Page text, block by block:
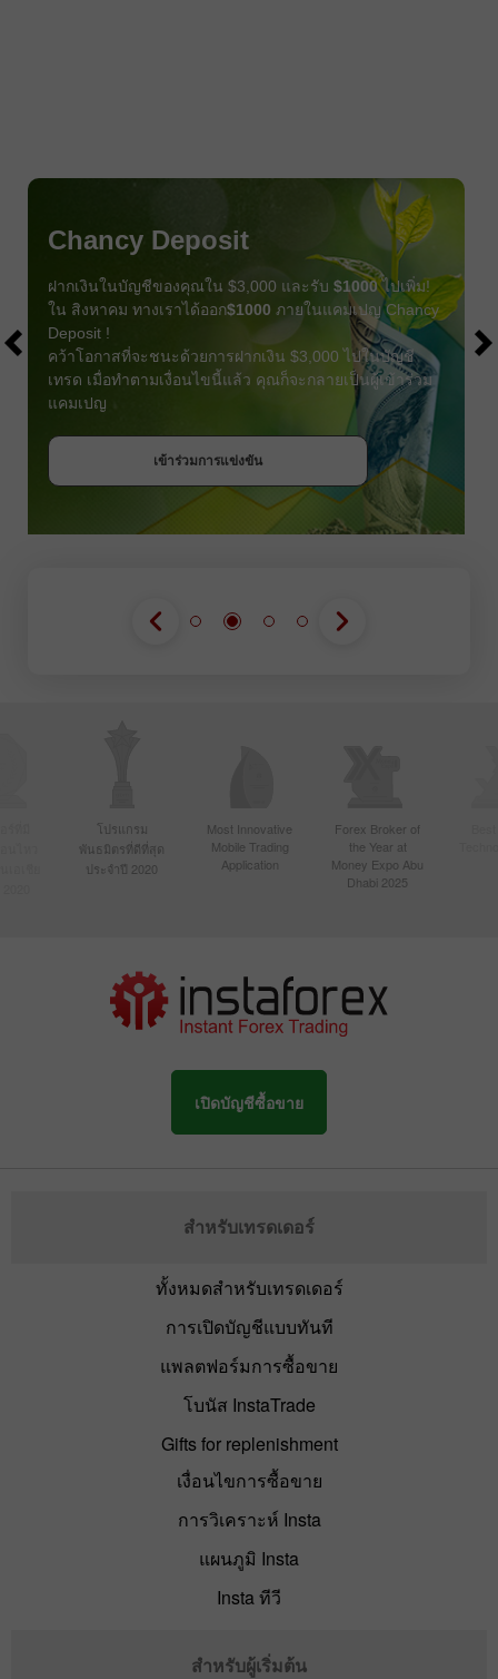
Chancy Deposit
ฝากเงินในบัญชีของคุณใน $3,000 และรับ $1000ไปเพิ่ม!
ใน สิงหาคม ทางเราได้ออก$1000 ภายในแคมเปญ Chancy
Deposit !
คว้าโอกาสที่จะชนะด้วยการฝากเงิน $3,000 ไปในบัญชี
เทรด เมื่อทำตามเงื่อนไขนี้แล้ว คุณก็จะกลายเป็นผู้เข้าร่วม
แคมเปญ
เข้าร่วมการแข่งขัน
โปรแกรม
พันธมิตรที่ดีที่สุด
ประจำปี 2020
Most Innovative
Mobile Trading
Application
Forex Broker of
the Year at
Money Expo Abu
Dhabi 2025
เปิดบัญชีซื้อขาย
สำหรับเทรดเดอร์
ทั้งหมดสำหรับเทรดเดอร์
การเปิดบัญชีแบบทันที
แพลตฟอร์มการซื้อขาย
โบนัส InstaTrade
Gifts for replenishment
เงื่อนไขการซื้อขาย
การวิเคราะห์ Insta
แผนภูมิ Insta
Insta ทีวี
สำหรับผู้เริ่มต้น